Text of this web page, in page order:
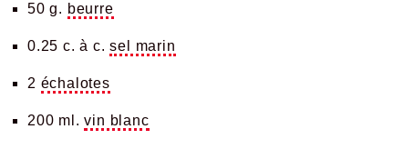
50 g. beurre
0.25 c. à c.sel marin
2 échalotes
200 ml.vin blanc